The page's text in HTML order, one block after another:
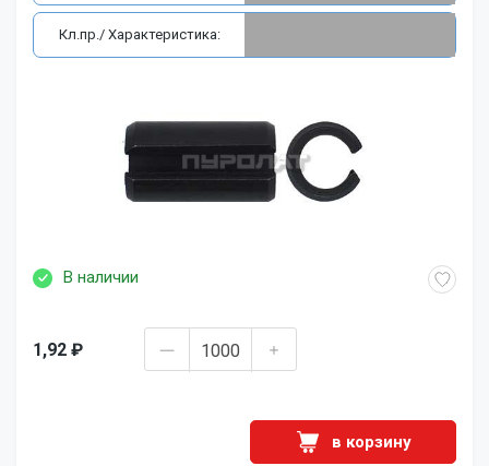
В наличии
1,92 ₽
в корзину
Кл.пр./ Характеристика: